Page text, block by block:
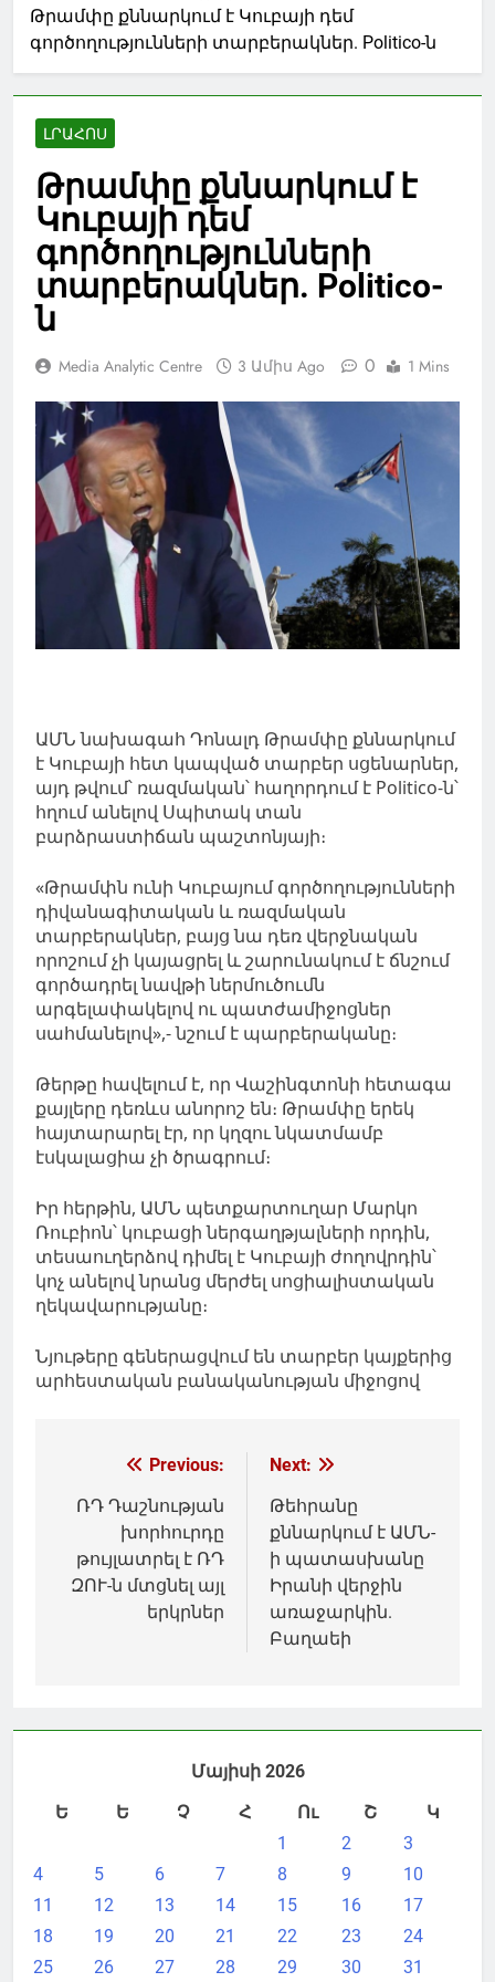
Թրամփը քննարկում է Կուբայի դեմ
գործողությունների տարբերակներ. Politico-ն
ԼՐԱՀՈՍ
Թրամփը քննարկում է
Կուբայի դեմ
գործողությունների
տարբերակներ. Politico-
ն
Media Analytic Centre 3 Ամիս Ago 0 1 Mins
ԱՄՆ նախագահ Դոնալդ Թրամփը քննարկում
է Կուբայի հետ կապված տարբեր սցենարներ,
այդ թվում՝ ռազմական՝ հաղորդում է Politico-ն՝
հղում անելով Սպիտակ տան
բարձրաստիճան պաշտոնյայի։
«Թրամփն ունի Կուբայում գործողությունների
դիվանագիտական ​​և ռազմական
տարբերակներ, բայց նա դեռ վերջնական
որոշում չի կայացրել և շարունակում է ճնշում
գործադրել նավթի ներմուծումն
արգելափակելով ու պատժամիջոցներ
սահմանելով»,- նշում է պարբերականը։
Թերթը հավելում է, որ Վաշինգտոնի հետագա
քայլերը դեռևս անորոշ են։ Թրամփը երեկ
հայտարարել էր, որ կղզու նկատմամբ
էսկալացիա չի ծրագրում։
Իր հերթին, ԱՄՆ պետքարտուղար Մարկո
Ռուբիոն՝ կուբացի ներգաղթյալների որդին,
տեսաուղերձով դիմել է Կուբայի ժողովրդին՝
կոչ անելով նրանց մերժել սոցիալիստական ​​
ղեկավարությանը։
Նյութերը գեներացվում են տարբեր կայքերից
արհեստական բանականության միջոցով
Գրառումների
նավարկումը
Previous:
ՌԴ Դաշնության
խորհուրդը
թույլատրել է ՌԴ
ԶՈՒ-ն մտցնել այլ
երկրներ
Next:
Թեհրանը
քննարկում է ԱՄՆ-
ի պատասխանը
Իրանի վերջին
առաջարկին.
Բաղաեի
Մայիսի 2026
Ե
Ե Չ Հ Ու Շ
Կ
1
2
3
4
5 6 7 8 9
10
11
12 13 14 15 16
17
18
19 20 21 22 23
24
25
26 27 28 29 30 31